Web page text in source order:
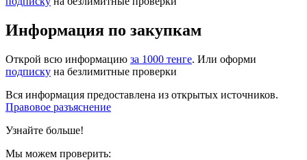
Информация по закупкам
Открой всю информацию за 1000 тенге. Или оформи
подписку на безлимитные проверки
Вся информация предоставлена из открытых источников.
Правовое разъяснение
Узнайте больше!
Мы можем проверить: